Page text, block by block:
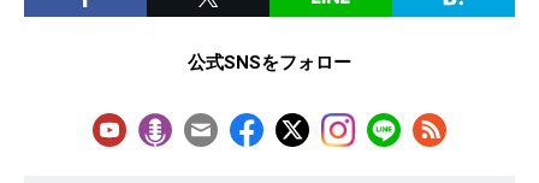
公式SNSをフォロー